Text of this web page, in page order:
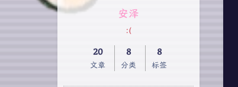
安泽
:(
20
文章
8
分类
8
标签